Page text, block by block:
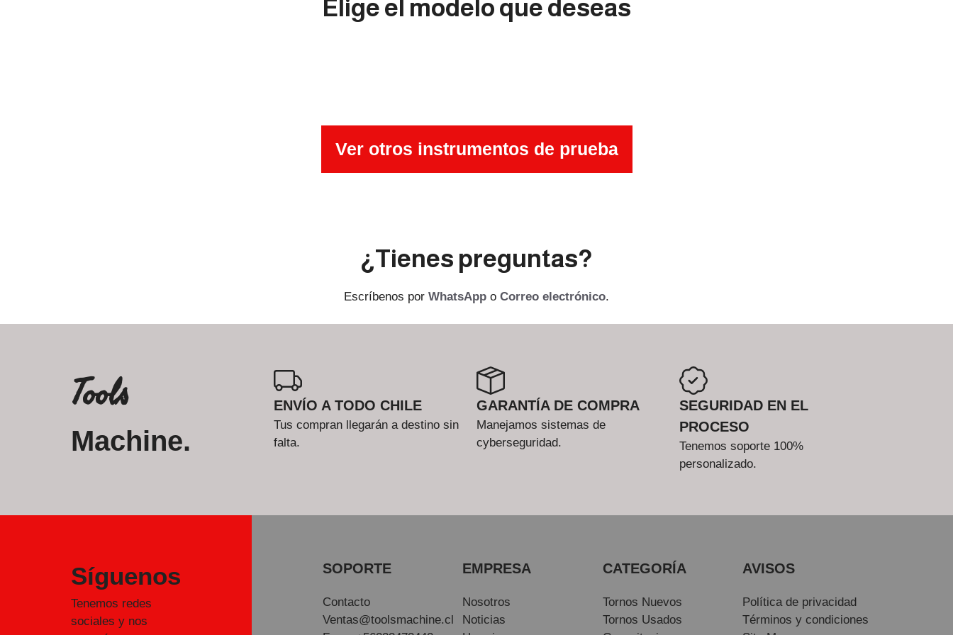
Elige el modelo que deseas
Ver otros instrumentos de prueba
¿Tienes preguntas?
Escríbenos por WhatsApp o Correo electrónico.
Tools
Machine.
ENVÍO A TODO CHILE
Tus compran llegarán a destino sin
falta.
GARANTÍA DE COMPRA
Manejamos sistemas de
cyberseguridad.
SEGURIDAD EN EL
PROCESO
Tenemos soporte 100%
personalizado.
Síguenos
Tenemos redes
sociales y nos
SOPORTE
Contacto
Ventas@toolsmachine.cl
EMPRESA
Nosotros
Noticias
CATEGORÍA
Tornos Nuevos
Tornos Usados
AVISOS
Política de privacidad
Términos y condiciones